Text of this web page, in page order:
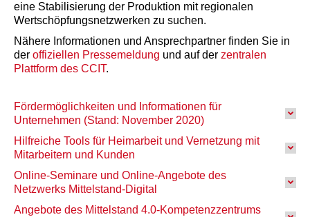
eine Stabilisierung der Produktion mit regionalen
Wertschöpfungsnetzwerken zu suchen.
Nähere Informationen und Ansprechpartner finden Sie in
der offiziellen Pressemeldung und auf der zentralen
Plattform des CCIT.
Fördermöglichkeiten und Informationen für
Unternehmen (Stand: November 2020)
Hilfreiche Tools für Heimarbeit und Vernetzung mit
Mitarbeitern und Kunden
Online-Seminare und Online-Angebote des
Netzwerks Mittelstand-Digital
Angebote des Mittelstand 4.0-Kompetenzzentrums